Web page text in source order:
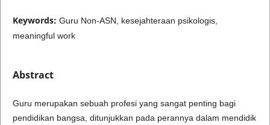
Keywords: Guru Non-ASN, kesejahteraan psikologis,
meaningful work
Abstract
Guru merupakan sebuah profesi yang sangat penting bagi
pendidikan bangsa, ditunjukkan pada perannya dalam mendidik